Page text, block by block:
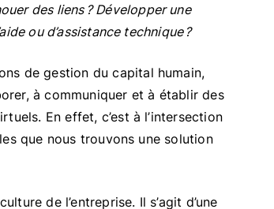
des liens ? Développer une
ou d’assistance technique ?
de gestion du capital humain,
à communiquer et à établir des
En effet, c’est à l’intersection
que nous trouvons une solution
de l’entreprise. Il s’agit d’une